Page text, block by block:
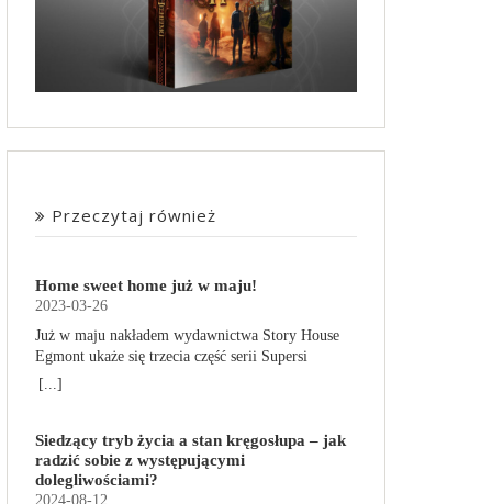
Przeczytaj również
Home sweet home już w maju!
2023-03-26
Już w maju nakładem wydawnictwa Story House
Egmont ukaże się trzecia część serii Supersi
scenarzysty Frederic Maupome. Ten tom nosi tytuł
obdarzone supermocami i wspomagane przez
robota o imieniu Al. Są rozdarte między chęcią
prowadzenia normalnego życia wśród ludzi a
[...]
Siedzący tryb życia a stan kręgosłupa – jak
radzić sobie z występującymi
dolegliwościami?
2024-08-12